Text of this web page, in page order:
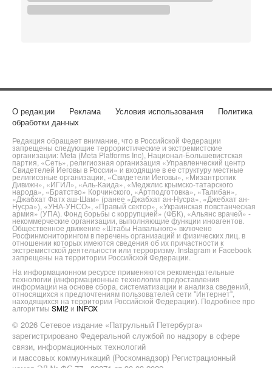
О редакции Реклама Условия использования
Политика
обработки данных
Редакция обращает внимание, что в Российской Федерации
запрещены следующие террористические и экстремистские
организации: Meta (Meta Platforms Inc), Национал-Большевистская
партия, «Сеть», религиозная организация «Управленческий центр
Свидетелей Иеговы в России» и входящие в ее структуру местные
религиозные организации, «Свидетели Иеговы», «Мизантропик
Дивижн», «ИГИЛ», «Аль-Каида», «Меджлис крымско-татарского
народа», «Братство» Корчинского, «Артподготовка», «Талибан»,
«Джабхат Фатх аш-Шам» (ранее «Джабхат ан-Нусра», «Джебхат ан-
Нусра»), «УНА-УНСО», «Правый сектор», «Украинская повстанческая
армия» (УПА). Фонд борьбы с коррупцией» (ФБК), «Альянс врачей» -
некоммерческие организации, выполняющие функции иноагентов.
Общественное движение «Штабы Навального» включено
Росфинмониторингом в перечень организаций и физических лиц, в
отношении которых имеются сведения об их причастности к
экстремистской деятельности или терроризму. Instagram и Facebook
запрещены на территории Российской Федерации.
На информационном ресурсе применяются рекомендательные
технологии (информационные технологии предоставления
информации на основе сбора, систематизации и анализа сведений,
относящихся к предпочтениям пользователей сети "Интернет",
находящихся на территории Российской Федерации). Подробнее про
алгоритмы SMI2 и INFOX
© 2026 Сетевое издание «Патрульный Петербурга»
зарегистрировано Федеральной службой по надзору в сфере
связи, информационных технологий
и массовых коммуникаций (Роскомнадзор) Регистрационный